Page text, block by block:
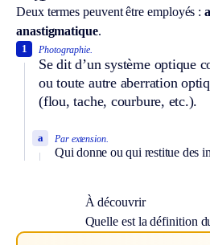
Deux termes peuvent être employés :
anastigmatique.
Photographie.
Se dit d’un système optique
ou toute autre aberration
(flou, tache, courbure, etc.).
1
Par extension.
Qui donne ou qui restitue des
a
À découvrir
Quelle est la définition